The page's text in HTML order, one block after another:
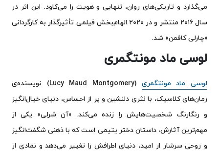
می‌گذارد و تاریکی‌های روان، تنهایی و هویت را می‌کاود. این اثر در
سال ۲۰۱۶ منتشر و در ۲۰۲۰ الهام‌بخش فیلمی تأثیرگذار به کارگردانی
«چارلی کافمن» شد.
لوسی ماد مونتگمری
لوسی ماد مونتگمری
(Lucy Maud Montgomery) نویسنده‌ی
رمان‌های کلاسیک، با نثری دلنشین و پر از احساس، دنیای خیال‌انگیز
و رنگارنگ شخصیت‌هایش را زنده می‌کند. «آن شرلی» یکی از
مهم‌ترین آثارش، داستان دختر یتیمی است که با ذهنی شگفت‌انگیز
و روحی سرشار از امید، دنیای اطرافش را تغییر می‌دهد و نمادی از